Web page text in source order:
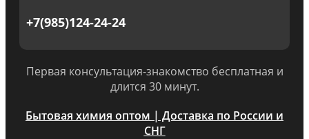
+7(985)124-24-24
Первая консультация-знакомство бесплатная и
длится 30 минут.
Бытовая химия оптом | Доставка по России и
СНГ